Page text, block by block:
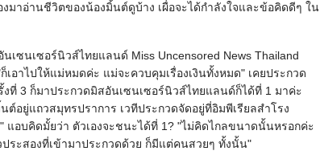
งมาอ่านชีวิตของน้องมิ้นต์ดูบ้าง เผื่อจะได้กำลังใจและข้อคิดดีๆ ใน
เซนเซอร์นิวส์ไทยแลนด์ Miss Uncensored News Thailand
เอาไปให้แม่หมดค่ะ แม่จะควบคุมเรื่องเงินทั้งหมด" เคยประกวด
ที่ 3 ก็มาประกวดมิสอันเซนเซอร์นิวส์ไทยแลนด์ก็ได้ที่ 1 มาค่ะ
อยู่แถวสมุทรปราการ เวทีประกวดจัดอยู่ที่อิมพีเรียลสำโรง
แอบคิดมั้ยว่า ตัวเองจะชนะได้ที่ 1? "ไม่คิดไกลขนาดนั้นหรอกค่ะ
ระสองที่เข้ามาประกวดด้วย ก็มีแต่คนสวยๆ ทั้งนั้น"